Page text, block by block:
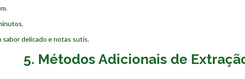
sabor delicado e notas sutis.
5. Métodos Adicionais de